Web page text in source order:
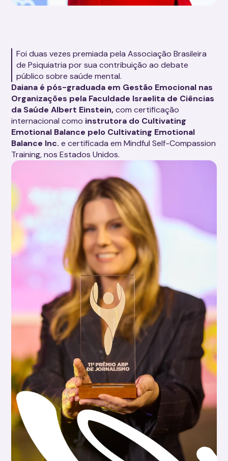
Daiana é pós-graduada em Gestão Emocional nas
Organizações pela Faculdade Israelita de Ciências
da Saúde Albert Einstein,com certificação
internacional como instrutora do Cultivating
Emotional Balance pelo Cultivating Emotional
Balance Inc. e certificada em Mindful Self-Compassion
Training, nos Estados Unidos.
Foi duas vezes premiada pela Associação Brasileira
de Psiquiatria por sua contribuição ao debate
público sobre saúde mental.